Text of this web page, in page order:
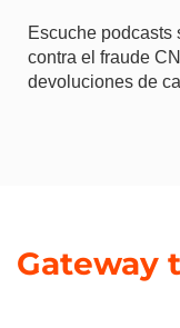
Escuche podcasts
contra el fraude
devoluciones de
Gateway